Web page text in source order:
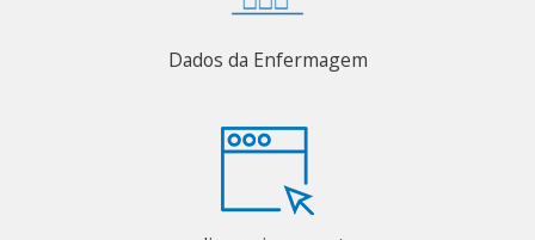
Dados da Enfermagem